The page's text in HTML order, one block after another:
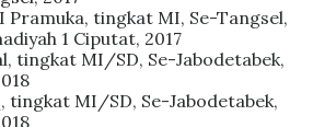
Pramuka, tingkat MI, Se-Tangsel,
1 Ciputat, 2017
tingkat MI/SD, Se-Jabodetabek,
tingkat MI/SD, Se-Jabodetabek,